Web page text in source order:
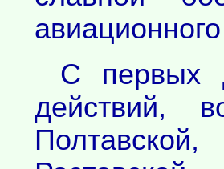
С первых
действий,